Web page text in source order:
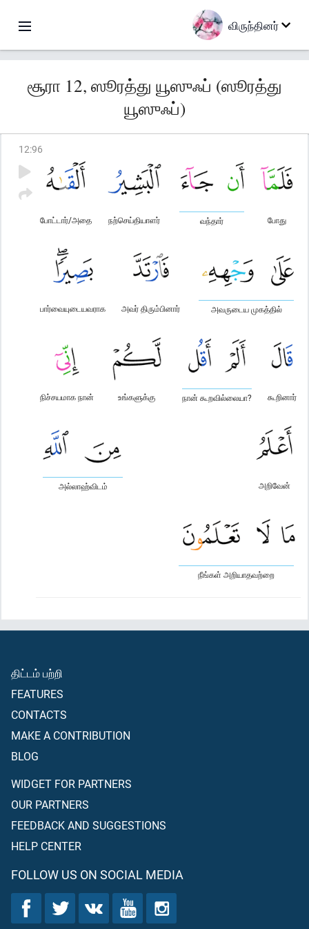
விருந்தினர்
சூரா 12, ஸூரத்து யூஸுஃப் (ஸூரத்து
யூஸுஃப்)
12:96
போது
வந்தார்
நற்செய்தியாளர்
போட்டார்/அதை
அவருடைய முகத்தில்
அவர் திரும்பினார்
பார்வையுடையவராக
கூறினார்
நான் கூறவில்லையா?
உங்களுக்கு
நிச்சயமாக நான்
அறிவேன்
அல்லாஹ்விடம்
நீங்கள் அறியாதவற்றை
திட்டம் பற்றி
FEATURES
CONTACTS
MAKE A CONTRIBUTION
BLOG
WIDGET FOR PARTNERS
OUR PARTNERS
FEEDBACK AND SUGGESTIONS
HELP CENTER
FOLLOW US ON SOCIAL MEDIA